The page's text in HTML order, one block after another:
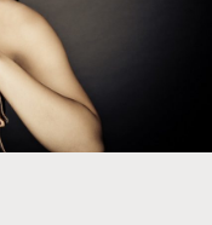
Competition